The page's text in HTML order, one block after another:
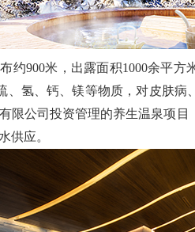
约900米，出露面积1000余平
、氢、钙、镁等物质，对皮肤病
限公司投资管理的养生温泉项
供应。